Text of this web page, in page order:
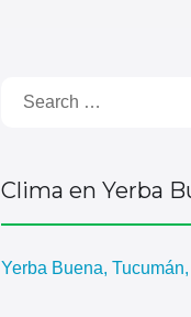
Clima en Yerba
Yerba Buena,